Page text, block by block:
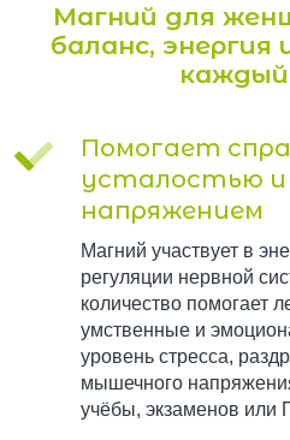
Магний для
баланс, энергия
Помогает
усталостью и
напряжением
Магний участвует в
регуляции нервной
количество помогает
умственные и
уровень стресса,
мышечного
учёбы, экзаменов или